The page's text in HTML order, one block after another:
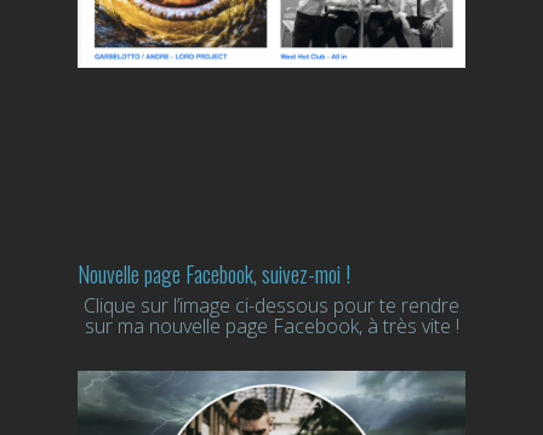
Nouvelle page Facebook, suivez-moi !
Clique sur l’image ci-dessous pour te rendre
sur ma nouvelle page Facebook, à très vite !